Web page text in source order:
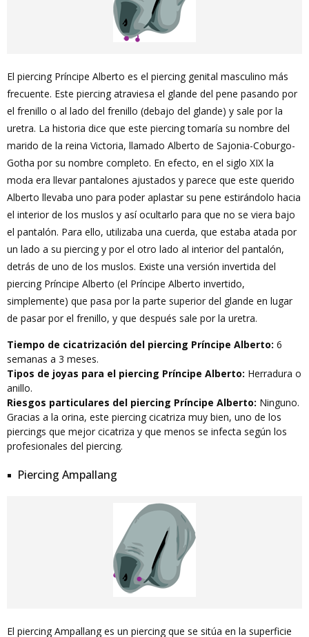
El piercing Príncipe Alberto es el piercing genital masculino más
frecuente. Este piercing atraviesa el glande del pene pasando por
el frenillo o al lado del frenillo (debajo del glande) y sale por la
uretra. La historia dice que este piercing tomaría su nombre del
marido de la reina Victoria, llamado Alberto de Sajonia-Coburgo-
Gotha por su nombre completo. En efecto, en el siglo XIX la
moda era llevar pantalones ajustados y parece que este querido
Alberto llevaba uno para poder aplastar su pene estirándolo hacia
el interior de los muslos y así ocultarlo para que no se viera bajo
el pantalón. Para ello, utilizaba una cuerda, que estaba atada por
un lado a su piercing y por el otro lado al interior del pantalón,
detrás de uno de los muslos. Existe una versión invertida del
piercing Príncipe Alberto (el Príncipe Alberto invertido,
simplemente) que pasa por la parte superior del glande en lugar
de pasar por el frenillo, y que después sale por la uretra.
Tiempo de cicatrización del piercing Príncipe Alberto: 6
semanas a 3 meses.
Tipos de joyas para el piercing Príncipe Alberto: Herradura o
anillo.
Riesgos particulares del piercing Príncipe Alberto: Ninguno.
Gracias a la orina, este piercing cicatriza muy bien, uno de los
piercings que mejor cicatriza y que menos se infecta según los
profesionales del piercing.
Piercing Ampallang
El piercing Ampallang es un piercing que se sitúa en la superficie